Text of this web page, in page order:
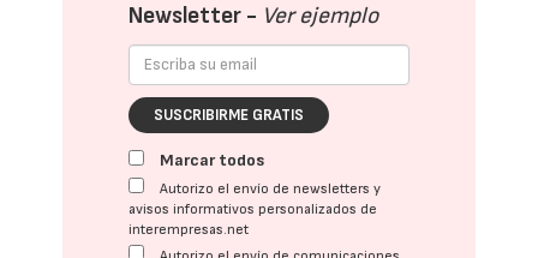
Newsletter - Ver ejemplo
SUSCRIBIRME GRATIS
Marcar todos
Autorizo el envío de newsletters y
avisos informativos personalizados de
interempresas.net